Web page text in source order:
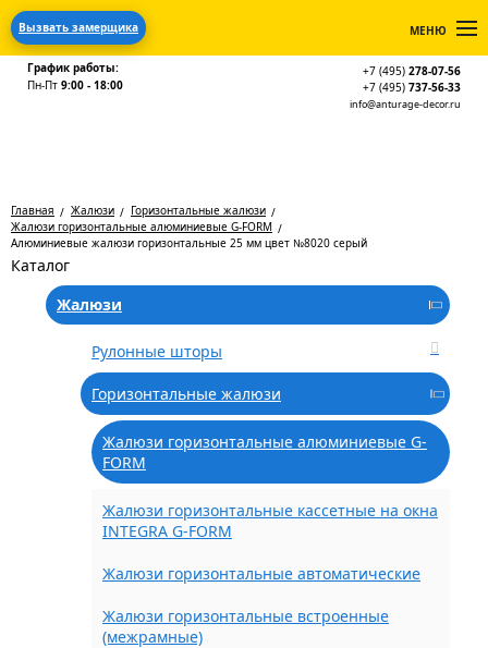
Вызвать замерщика МЕНЮ
График работы:
Пн-Пт 9:00 - 18:00
+7 (495) 278-07-56
+7 (495) 737-56-33
info@anturage-decor.ru
Главная Жалюзи
Горизонтальные жалюзи
Жалюзи горизонтальные алюминиевые G-FORM
Алюминиевые жалюзи горизонтальные 25 мм цвет №8020 серый
Каталог
Жалюзи
Рулонные шторы
Горизонтальные жалюзи
Жалюзи горизонтальные алюминиевые G-
FORM
Жалюзи горизонтальные кассетные на окна
INTEGRA G-FORM
Жалюзи горизонтальные автоматические
Жалюзи горизонтальные встроенные
(межрамные)